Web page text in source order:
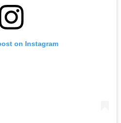
on Instagram